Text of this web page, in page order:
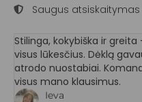
Saugus atsiskaitymas
Ieva
Stilinga, kokybiška ir
visus lūkesčius. Dėklą
atrodo nuostabiai.
visus mano klausimus.